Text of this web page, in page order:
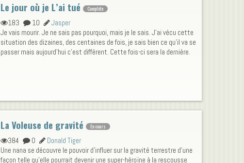
Le jour où je L’ai tué Complète
183 10
Jasper
Je vais mourir. Je ne sais pas pourquoi, mais je le sais. J'ai vécu cette
situation des dizaines, des centaines de fois, je sais bien ce qu'il va se
passer mais aujourd'hui c'est différent. Cette fois-ci sera la dernière.
La Voleuse de gravité En cours
384 0
Donald Tiger
Une nana se découvre le pouvoir d'influer sur la gravité terrestre d'une
façon telle qu'elle pourrait devenir une super-héroïne à la rescousse